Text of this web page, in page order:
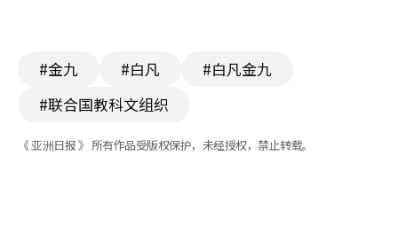
#金九 #白凡
#白凡金九
#联合国教科文组织
《 亚洲日报 》 所有作品受版权保护，未经授权，禁止转载。